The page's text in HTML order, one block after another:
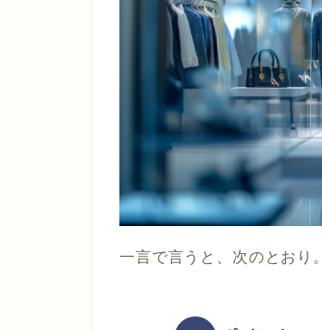
一言で言うと、次のとおり。